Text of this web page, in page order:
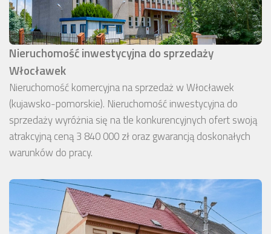
Nieruchomość inwestycyjna do sprzedaży
Włocławek
Nieruchomość komercyjna na sprzedaż w Włocławek
(kujawsko-pomorskie). Nieruchomość inwestycyjna do
sprzedaży wyróżnia się na tle konkurencyjnych ofert swoją
atrakcyjną ceną 3 840 000 zł oraz gwarancją doskonałych
warunków do pracy.